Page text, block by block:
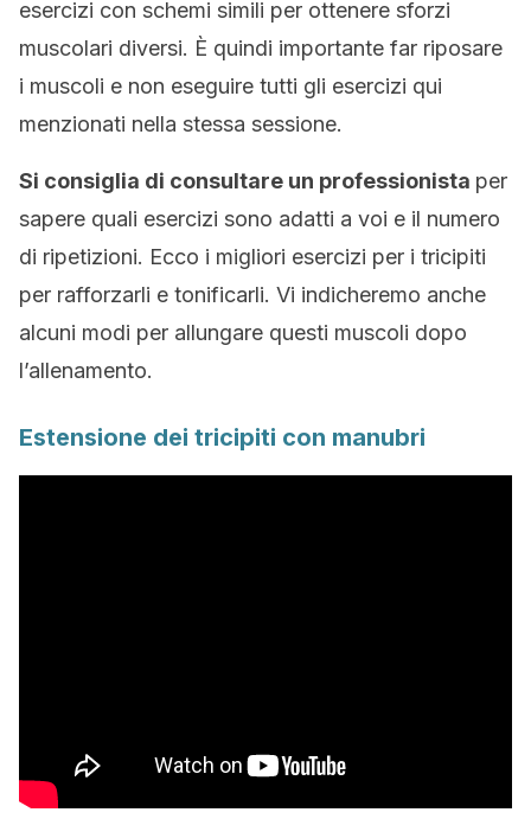
esercizi con schemi simili per ottenere sforzi
muscolari diversi. È quindi importante far riposare
i muscoli e non eseguire tutti gli esercizi qui
menzionati nella stessa sessione.
Si consiglia di consultare un professionista per
sapere quali esercizi sono adatti a voi e il numero
di ripetizioni. Ecco i migliori esercizi per i tricipiti
per rafforzarli e tonificarli. Vi indicheremo anche
alcuni modi per allungare questi muscoli dopo
l’allenamento.
Estensione dei tricipiti con manubri